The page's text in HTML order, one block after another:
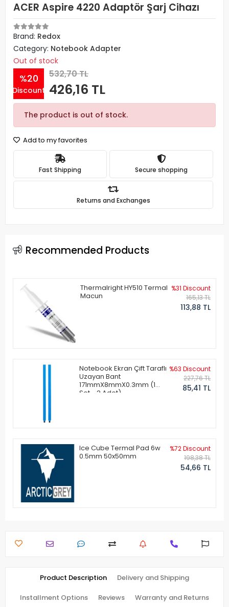
ACER Aspire 4220 Adaptör Şarj Cihazı
Brand: Redox
Category: Notebook Adapter
Out of stock
%20
Discount
532,70 TL
426,16 TL
The product is out of stock.
Add to my favorites
Fast Shipping Secure shopping
Returns and Exchanges
Recommended Products
Thermalright HY510 Termal
Macun
%31 Discount
165,13 TL
113,88 TL
Notebook Ekran Çift Taraflı
Uzayan Bant
171mmX8mmX0.3mm (1
Set - 2 Adet)
%63 Discount
227,76 TL
85,41 TL
Ice Cube Termal Pad 6w
0.5mm 50x50mm
%72 Discount
198,38 TL
54,66 TL
Product Description Delivery and Shipping
Installment Options Reviews Warranty and Returns